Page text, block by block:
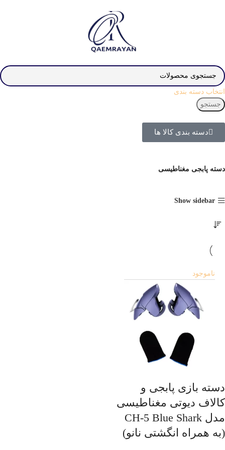
انتخاب دسته بندی
جستجو
دسته بندی کالا ها
دسته پابجی مغناطیسی
Show sidebar
ناموجود
دسته بازی پابجی و
کالاف دیوتی مغناطیسی
مدل CH-5 Blue Shark
(به همراه انگشتی نانو)